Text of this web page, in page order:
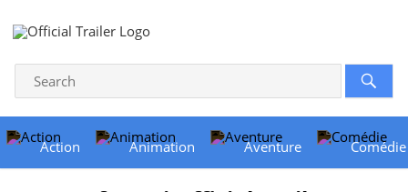
Action Animation Aventure Comédie